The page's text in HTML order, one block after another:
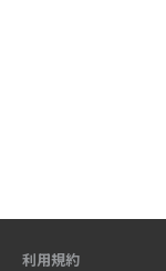
利用規約